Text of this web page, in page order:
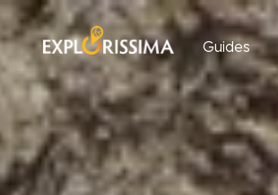
Guides